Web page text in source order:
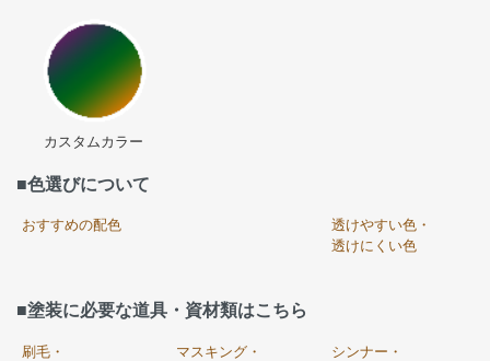
カスタムカラー
■色選びについて
おすすめの配色
透けやすい色・
透けにくい色
■塗装に必要な道具・資材類はこちら
刷毛・
マスキング・
シンナー・